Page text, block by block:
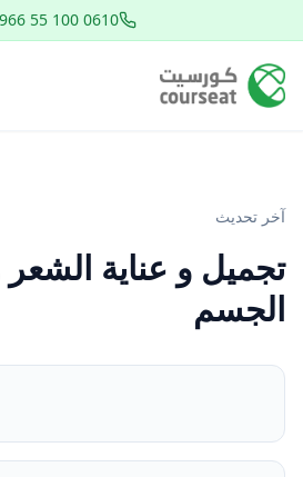
55 100 0610
آخر تحديث
تجميل و عناية
الجسم